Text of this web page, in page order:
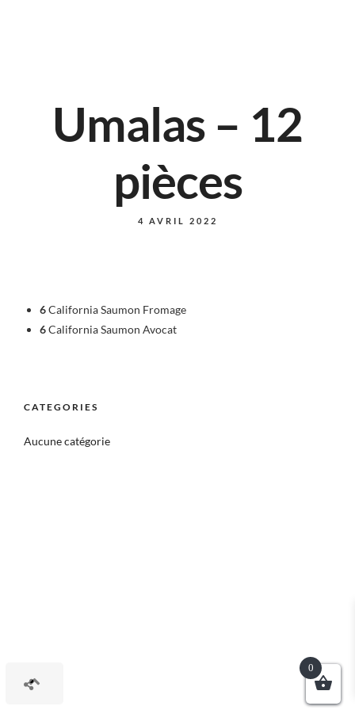
Umalas – 12
pièces
4 AVRIL 2022
6California Saumon Fromage
6California Saumon Avocat
CATEGORIES
Aucune catégorie
0